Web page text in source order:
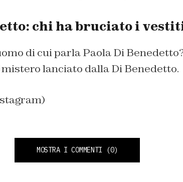
chi ha bruciato i
di cui parla Paola Di
mistero lanciato dalla Di Benedetto.
MOSTRA I COMMENTI (0)